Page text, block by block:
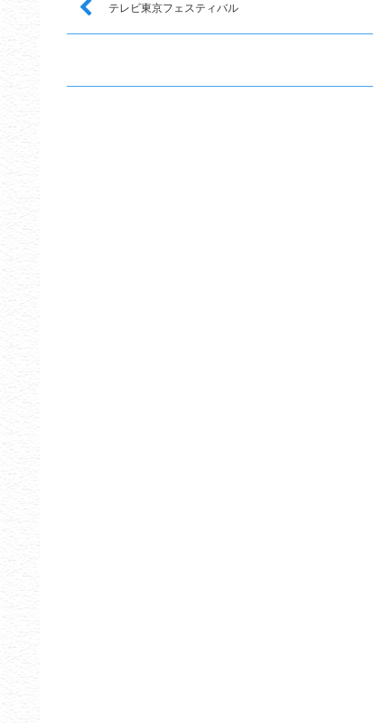
テレビ東京フェスティバル